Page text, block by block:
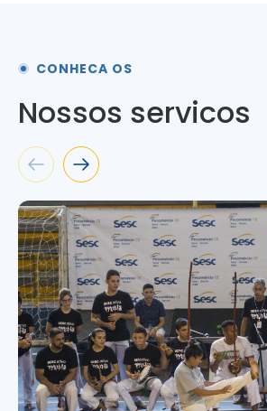
CONHECA OS
Nossos servicos